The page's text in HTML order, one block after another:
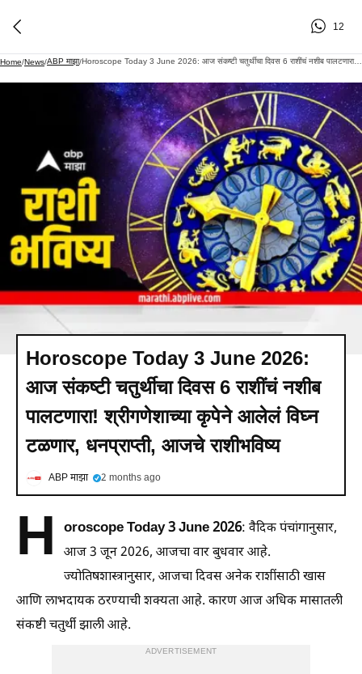
12
Home/News/ABP माझा/ Horoscope Today 3 June 2026: आज संकष्टी चतुर्थीचा दिवस 6 राशींचं नशीब पालटणारा! श्रीगणेशाच्या कृपेने आलेलं विघ्न टळणार, धनप्राप्ती, आजचे राशीभविष्य
Horoscope Today 3 June 2026:
आज संकष्टी चतुर्थीचा दिवस 6 राशींचं नशीब
पालटणारा! श्रीगणेशाच्या कृपेने आलेलं विघ्न
टळणार, धनप्राप्ती, आजचे राशीभविष्य
ABP माझा 2 months ago
H oroscope Today 3 June 2026: वैदिक पंचांगानुसार,
आज 3 जून 2026, आजचा वार बुधवार आहे.
ज्योतिषशास्त्रानुसार, आजचा दिवस अनेक राशींसाठी खास
आणि लाभदायक ठरण्याची शक्यता आहे. कारण आज अधिक मासातली
संकष्टी चतुर्थी झाली आहे.
ADVERTISEMENT